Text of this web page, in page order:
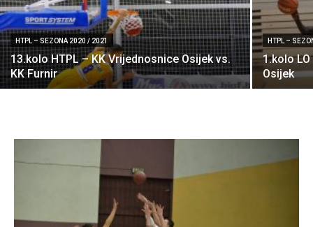
HTPL – SEZONA 2020 / 2021
13.kolo HTPL – KK Vrijednosnice Osijek vs.
KK Furnir
HTPL –
1.kolo
Osijek